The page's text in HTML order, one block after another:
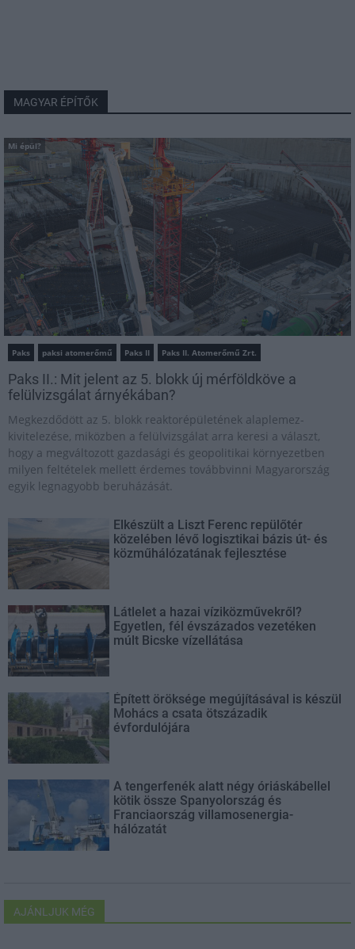
MAGYAR ÉPÍTŐK
Mi épül?
Paks paksi atomerőmű Paks II Paks II. Atomerőmű Zrt.
Paks II.: Mit jelent az 5. blokk új mérföldköve a
felülvizsgálat árnyékában?
Megkezdődött az 5. blokk reaktorépületének alaplemez-
kivitelezése, miközben a felülvizsgálat arra keresi a választ,
hogy a megváltozott gazdasági és geopolitikai környezetben
milyen feltételek mellett érdemes továbbvinni Magyarország
egyik legnagyobb beruházását.
Elkészült a Liszt Ferenc repülőtér
közelében lévő logisztikai bázis út- és
közműhálózatának fejlesztése
Látlelet a hazai víziközművekről?
Egyetlen, fél évszázados vezetéken
múlt Bicske vízellátása
Épített öröksége megújításával is készül
Mohács a csata ötszázadik
évfordulójára
A tengerfenék alatt négy óriáskábellel
kötik össze Spanyolország és
Franciaország villamosenergia-
hálózatát
AJÁNLJUK MÉG